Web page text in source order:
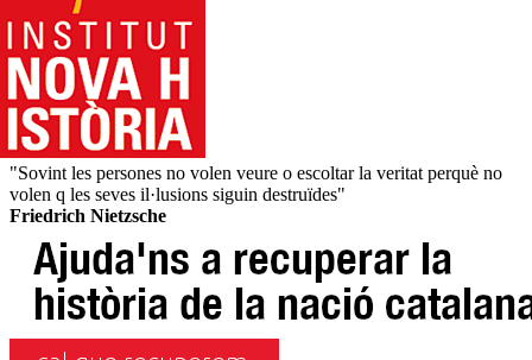
"Sovint les persones no volen veure o escoltar la veritat perquè no
volen q les seves il·lusions siguin destruïdes"
Friedrich Nietzsche